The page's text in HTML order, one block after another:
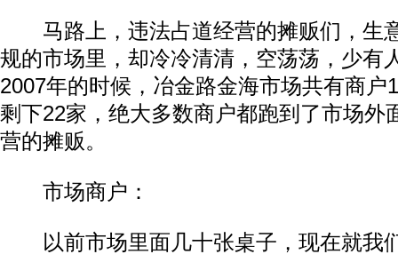
马路上，违法占道经营的摊贩们，生
规的市场里，却冷冷清清，空荡荡，少有
2007年的时候，冶金路金海市场共有商户
剩下22家，绝大多数商户都跑到了市场外
营的摊贩。
市场商户：
以前市场里面几十张桌子，现在就我